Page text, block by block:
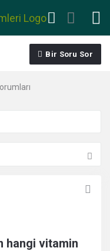
Bir Soru Sor
hangi vitamin